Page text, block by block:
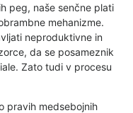
peg, naše senčne plati
mehanizme.
neproduktivne in
da se posameznik
Zato tudi v procesu
pravih medsebojnih